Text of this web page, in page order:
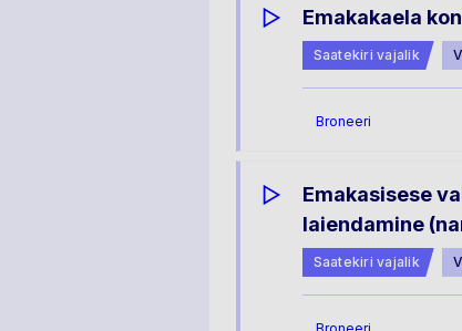
Emakakaela
Saatekiri vajalik
Broneeri
Emakasisese
laiendamine
Saatekiri vajalik